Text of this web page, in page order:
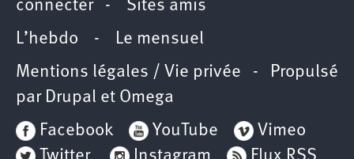
connecter- Sites amis
L’hebdo - Le mensuel
Mentions légales / Vie privée - Propulsé
par Drupal et Omega
Facebook
YouTube
Vimeo